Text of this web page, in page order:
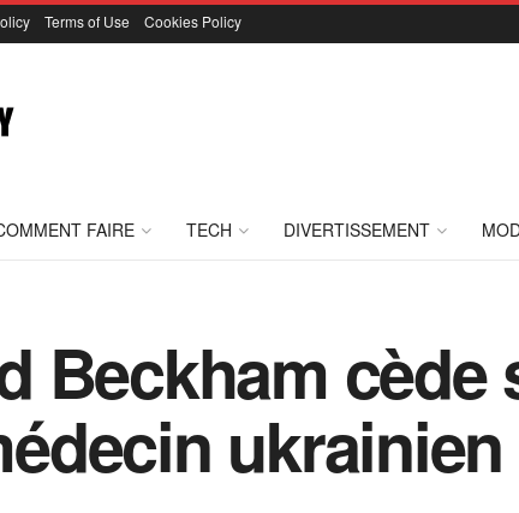
Terms of Use Cookies Policy
FAIRE TECH DIVERTISSEMENT
Beckham